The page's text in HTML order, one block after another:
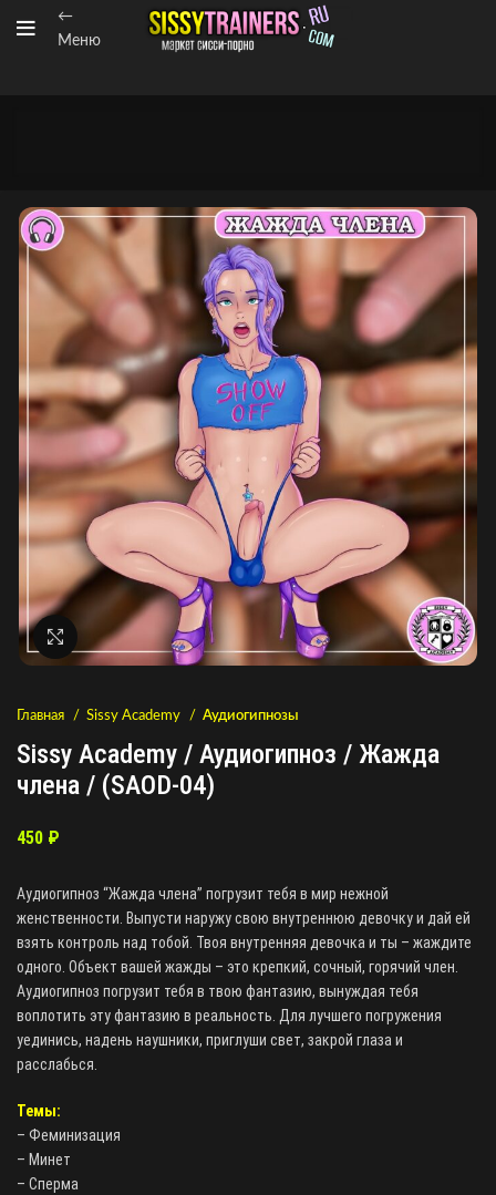
←
Меню
Нажмите, чтобы увеличить
Главная Sissy Academy Аудиогипнозы
Sissy Academy / Аудиогипноз / Жажда
члена / (SAOD-04)
450 ₽
Аудиогипноз “Жажда члена” погрузит тебя в мир нежной
женственности. Выпусти наружу свою внутреннюю девочку и дай ей
взять контроль над тобой. Твоя внутренняя девочка и ты – жаждите
одного. Объект вашей жажды – это крепкий, сочный, горячий член.
Аудиогипноз погрузит тебя в твою фантазию, вынуждая тебя
воплотить эту фантазию в реальность. Для лучшего погружения
уединись, надень наушники, приглуши свет, закрой глаза и
расслабься.
Темы:
– Феминизация
– Минет
– Сперма